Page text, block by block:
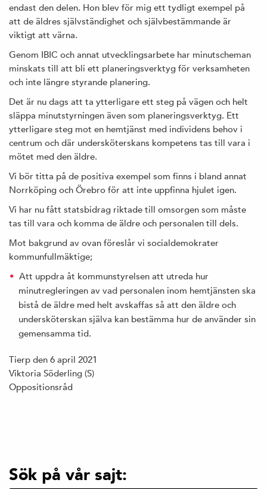
endast den delen. Hon blev för mig ett tydligt exempel på
att de äldres självständighet och självbestämmande är
viktigt att värna.
Genom IBIC och annat utvecklingsarbete har minutscheman
minskats till att bli ett planeringsverktyg för verksamheten
och inte längre styrande planering.
Det är nu dags att ta ytterligare ett steg på vägen och helt
släppa minutstyrningen även som planeringsverktyg. Ett
ytterligare steg mot en hemtjänst med individens behov i
centrum och där undersköterskans kompetens tas till vara i
mötet med den äldre.
Vi bör titta på de positiva exempel som finns i bland annat
Norrköping och Örebro för att inte uppfinna hjulet igen.
Vi har nu fått statsbidrag riktade till omsorgen som måste
tas till vara och komma de äldre och personalen till dels.
Mot bakgrund av ovan föreslår vi socialdemokrater
kommunfullmäktige;
Att uppdra åt kommunstyrelsen att utreda hur
minutregleringen av vad personalen inom hemtjänsten ska
bistå de äldre med helt avskaffas så att den äldre och
undersköterskan själva kan bestämma hur de använder sin
gemensamma tid.
Tierp den 6 april 2021
Viktoria Söderling (S)
Oppositionsråd
Sök på vår sajt: